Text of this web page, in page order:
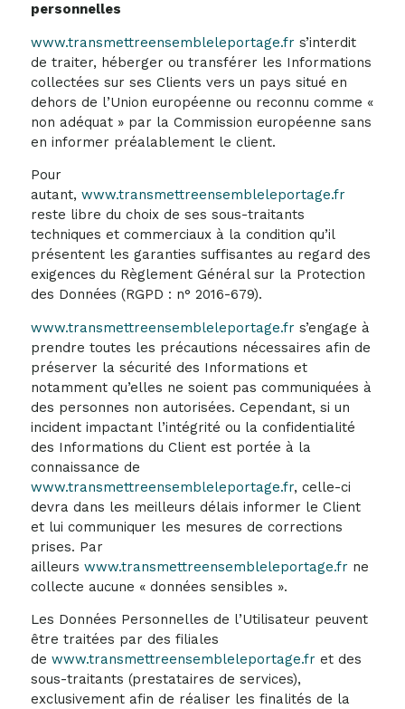
personnelles
www.transmettreensembleleportage.frs’interdit
de traiter, héberger ou transférer les Informations
collectées sur ses Clients vers un pays situé en
dehors de l’Union européenne ou reconnu comme «
non adéquat » par la Commission européenne sans
en informer préalablement le client.
Pour
autant, www.transmettreensembleleportage.fr
reste libre du choix de ses sous-traitants
techniques et commerciaux à la condition qu’il
présentent les garanties suffisantes au regard des
exigences du Règlement Général sur la Protection
des Données (RGPD : n° 2016-679).
www.transmettreensembleleportage.frs’engage à
prendre toutes les précautions nécessaires afin de
préserver la sécurité des Informations et
notamment qu’elles ne soient pas communiquées à
des personnes non autorisées. Cependant, si un
incident impactant l’intégrité ou la confidentialité
des Informations du Client est portée à la
connaissance de
www.transmettreensembleleportage.fr, celle-ci
devra dans les meilleurs délais informer le Client
et lui communiquer les mesures de corrections
prises. Par
ailleurs www.transmettreensembleleportage.frne
collecte aucune « données sensibles ».
Les Données Personnelles de l’Utilisateur peuvent
être traitées par des filiales
de www.transmettreensembleleportage.fret des
sous-traitants (prestataires de services),
exclusivement afin de réaliser les finalités de la